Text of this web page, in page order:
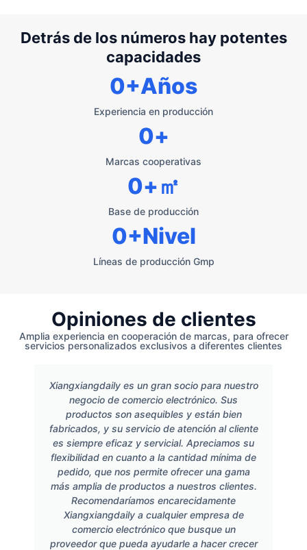
Detrás de los números hay potentes
capacidades
Experiencia en producción
0+Años
Marcas cooperativas
0+
Base de producción
0+㎡
Líneas de producción Gmp
0+Nivel
Opiniones de clientes
Amplia experiencia en cooperación de marcas, para ofrecer
servicios personalizados exclusivos a diferentes clientes
Xiangxiangdaily es un gran socio para nuestro
negocio de comercio electrónico. Sus
productos son asequibles y están bien
fabricados, y su servicio de atención al cliente
es siempre eficaz y servicial. Apreciamos su
flexibilidad en cuanto a la cantidad mínima de
pedido, que nos permite ofrecer una gama
más amplia de productos a nuestros clientes.
Recomendaríamos encarecidamente
Xiangxiangdaily a cualquier empresa de
comercio electrónico que busque un
proveedor que pueda ayudarle a hacer crecer